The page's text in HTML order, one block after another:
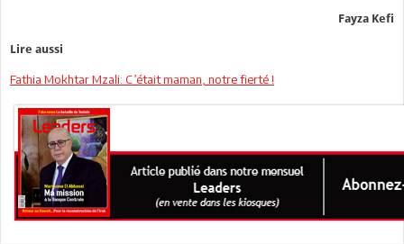
Fayza Kefi
Lire aussi
Fathia Mokhtar Mzali: C’était maman, notre fierté !